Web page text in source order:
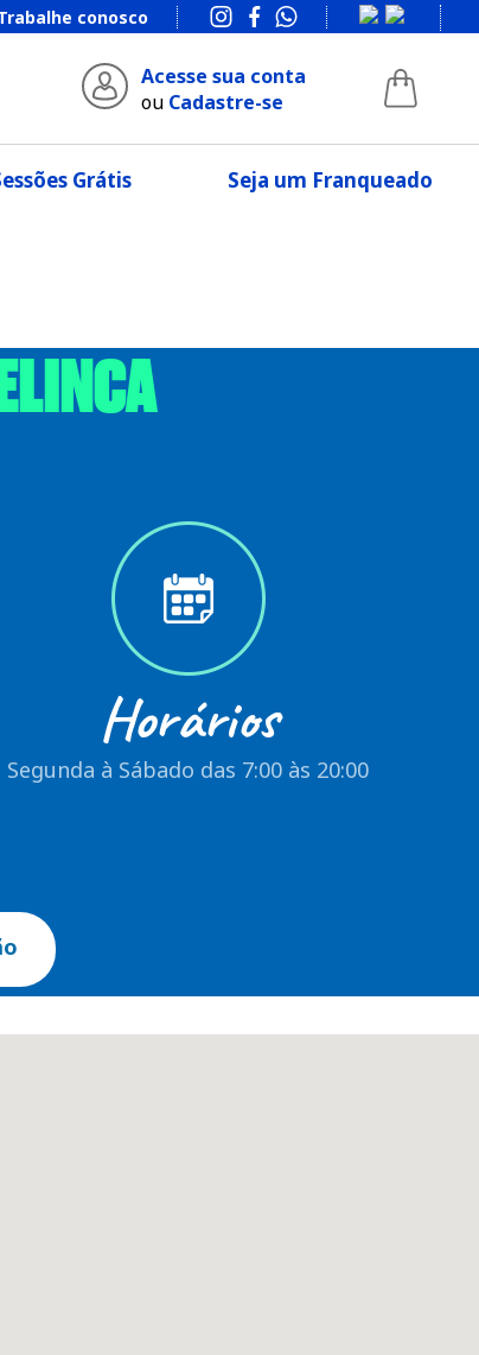
conosco
Acesse sua conta
ou Cadastre-se
Grátis Seja um Franqueado
Horários
Segunda à Sábado das 7:00 às 20:00